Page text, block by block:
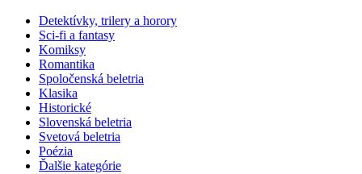
Detektívky, trilery a horory
Sci-fi a fantasy
Komiksy
Romantika
Spoločenská beletria
Klasika
Historické
Slovenská beletria
Svetová beletria
Poézia
Ďalšie kategórie